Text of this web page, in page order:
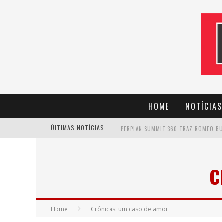
HOME NOTÍCIAS
ÚLTIMAS NOTÍCIAS
Home Crônicas: um caso de amor